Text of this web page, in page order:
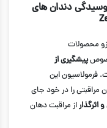
دندان های
محصولات
پیشگیری از
فرمولاسیون این
را در خود جای
از مراقبت دهان